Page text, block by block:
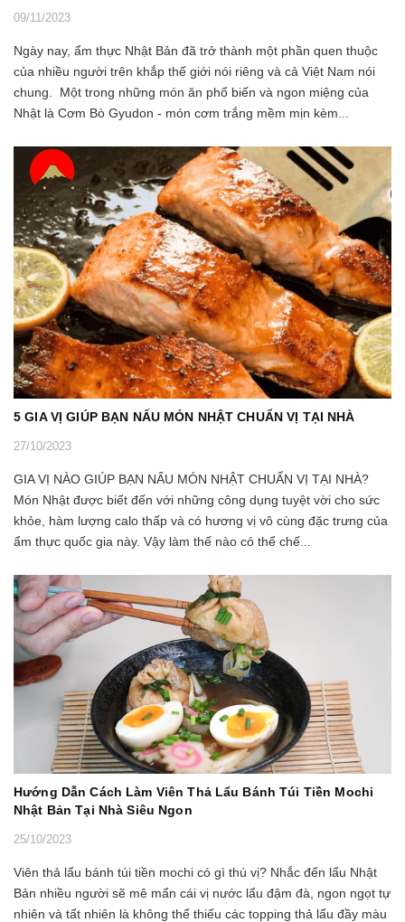
09/11/2023
Ngày nay, ẩm thực Nhật Bản đã trở thành một phần quen thuộc
của nhiều người trên khắp thế giới nói riêng và cả Việt Nam nói
chung. Một trong những món ăn phổ biến và ngon miệng của
Nhật là Cơm Bò Gyudon - món cơm trắng mềm mịn kèm...
5 GIA VỊ GIÚP BẠN NẤU MÓN NHẬT CHUẨN VỊ TẠI NHÀ
27/10/2023
GIA VỊ NÀO GIÚP BẠN NẤU MÓN NHẬT CHUẨN VỊ TẠI NHÀ?
Món Nhật được biết đến với những công dụng tuyệt vời cho sức
khỏe, hàm lượng calo thấp và có hương vị vô cùng đặc trưng của
ẩm thực quốc gia này. Vậy làm thế nào có thể chế...
Hướng Dẫn Cách Làm Viên Thả Lẩu Bánh Túi Tiền Mochi
Nhật Bản Tại Nhà Siêu Ngon
25/10/2023
Viên thả lẩu bánh túi tiền mochi có gì thú vị? Nhắc đến lẩu Nhật
Bản nhiều người sẽ mê mẩn cái vị nước lẩu đậm đà, ngon ngọt tự
nhiên và tất nhiên là không thể thiếu các topping thả lẩu đầy màu